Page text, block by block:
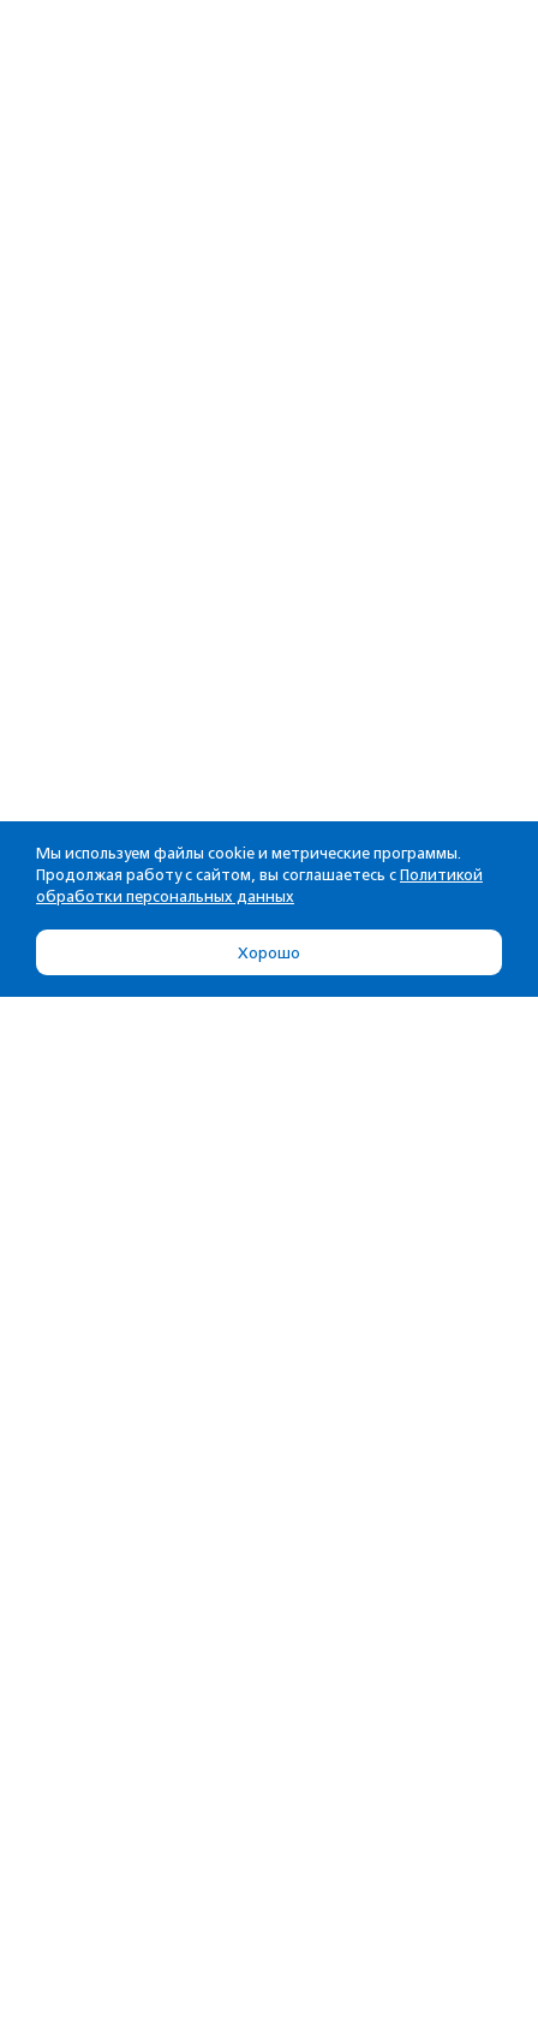
Мы используем файлы cookie и метрические программы.
Продолжая работу с сайтом, вы соглашаетесь с Политикой
обработки персональных данных
Хорошо